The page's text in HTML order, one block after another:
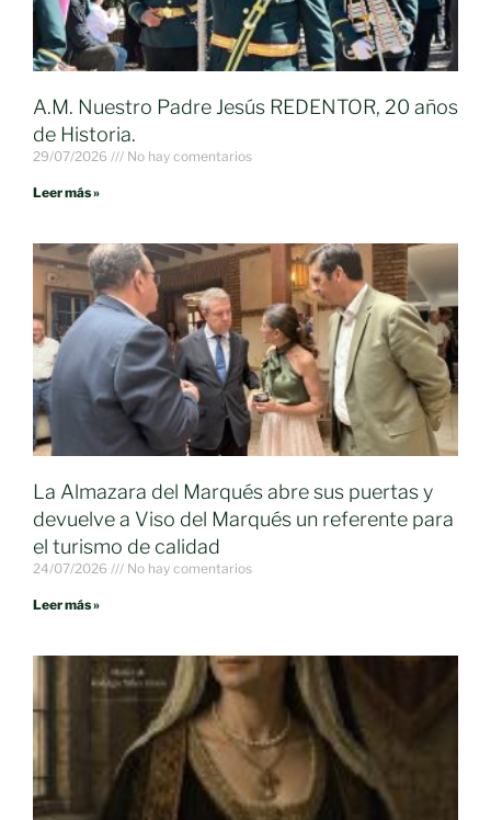
A.M. Nuestro Padre Jesús REDENTOR, 20 años
de Historia.
29/07/2026 No hay comentarios
Leer más »
La Almazara del Marqués abre sus puertas y
devuelve a Viso del Marqués un referente para
el turismo de calidad
24/07/2026 No hay comentarios
Leer más »